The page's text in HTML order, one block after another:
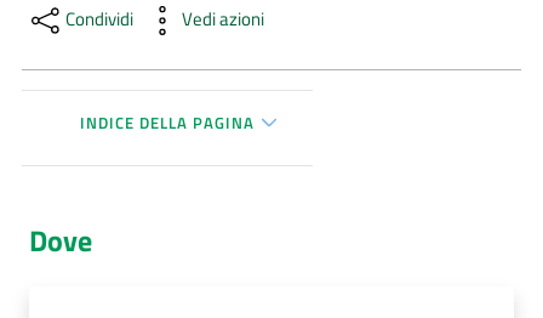
Servizi
Luoghi
Comunica
Condividi Vedi azioni
INDICE DELLA PAGINA
Dove